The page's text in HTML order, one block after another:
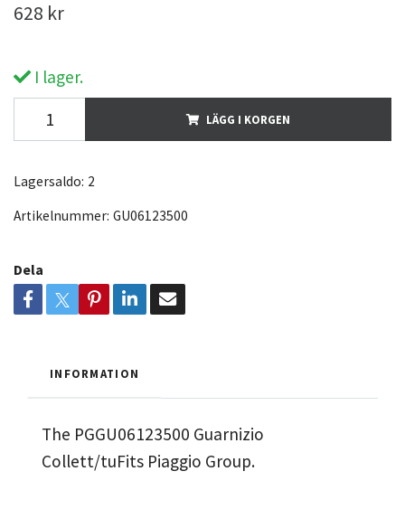
628 kr
I lager.
LÄGG I KORGEN
Lagersaldo: 2
Artikelnummer: GU06123500
Dela
INFORMATION
The PGGU06123500 Guarnizio
Collett/tuFits Piaggio Group.